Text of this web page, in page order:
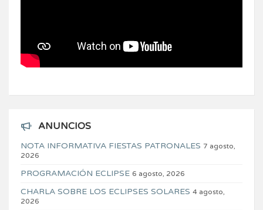
ANUNCIOS
NOTA INFORMATIVA FIESTAS PATRONALES 7 agosto,
2026
PROGRAMACIÓN ECLIPSE 6 agosto, 2026
CHARLA SOBRE LOS ECLIPSES SOLARES 4 agosto,
2026